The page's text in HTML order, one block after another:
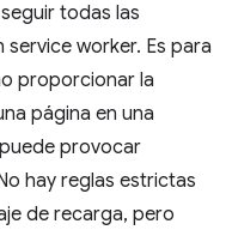
todas las
worker. Es para
proporcionar la
página en una
provocar
hay reglas estrictas
de recarga, pero